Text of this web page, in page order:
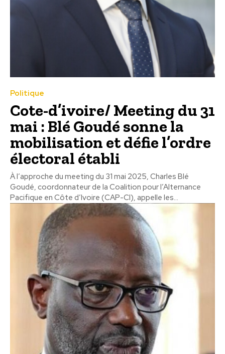
Politique
Cote-d’ivoire/ Meeting du 31
mai : Blé Goudé sonne la
mobilisation et défie l’ordre
électoral établi
À l’approche du meeting du 31 mai 2025, Charles Blé
Goudé, coordonnateur de la Coalition pour l’Alternance
Pacifique en Côte d’Ivoire (CAP-CI), appelle les...